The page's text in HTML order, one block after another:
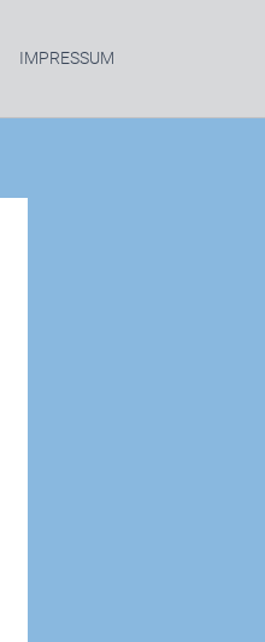
IMPRESSUM